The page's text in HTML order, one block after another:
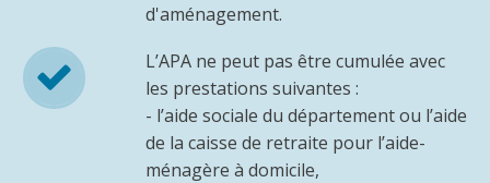


d'aménagement.
L’APA ne peut pas être cumulée avec
les prestations suivantes :
- l’aide sociale du département ou l’aide
de la caisse de retraite pour l’aide-
ménagère à domicile,